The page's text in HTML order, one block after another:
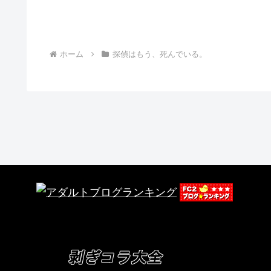
ホーム 探偵はもう、死んでいる。